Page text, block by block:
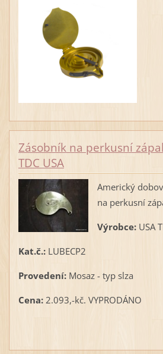
Zásobník na perkusní
TDC USA
Americký
na perkusní
Výrobce:USA
Kat.č.:LUBECP2
Provedení:Mosaz - typ slza
Cena:2.093,-kč. VYPRODÁNO